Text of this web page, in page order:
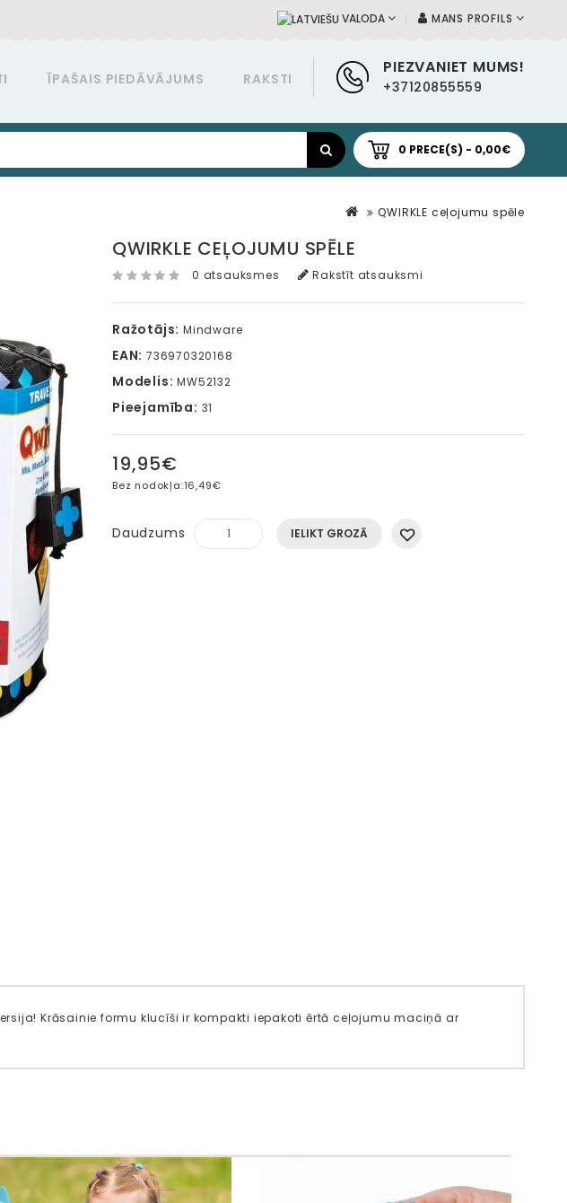
MANS PROFILS
VALODA
PIEZVANIET MUMS!
+37120855559
ĪPAŠAIS PIEDĀVĀJUMS RAKSTI
0 PRECE(S) - 0,00€
QWIRKLE ceļojumu spēle
QWIRKLE CEĻOJUMU SPĒLE
0 atsauksmes Rakstīt atsauksmi
Ražotājs: Mindware
EAN: 736970320168
Modelis: MW52132
Pieejamība: 31
19,95€
Bez nodokļa:16,49€
Daudzums IELIKT GROZĀ
Krāsainie formu klucīši ir kompakti iepakoti ērtā ceļojumu maciņā ar